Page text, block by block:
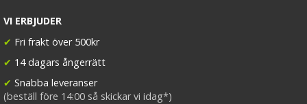
VI ERBJUDER
✔ Fri frakt över 500kr
✔ 14 dagars ångerrätt
✔ Snabba leveranser
(beställ före 14:00 så skickar vi idag*)